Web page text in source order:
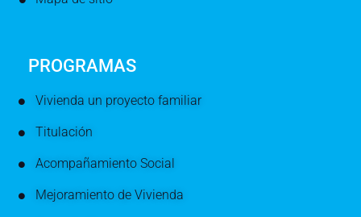
PROGRAMAS
Vivienda un proyecto familiar
Titulación
Acompañamiento Social
Mejoramiento de Vivienda